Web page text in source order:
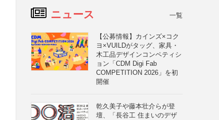
ニュース 一覧
【公募情報】カインズ×コク
ヨ×VUILDがタッグ、家具・
木工品デザインコンペティシ
ョン「CDM Digi Fab
COMPETITION 2026」を初
開催
乾久美子や藤本壮介らが登
壇、「長谷工 住まいのデザ